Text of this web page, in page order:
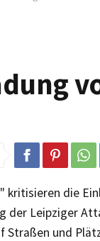
die
der Leipziger
Straßen und